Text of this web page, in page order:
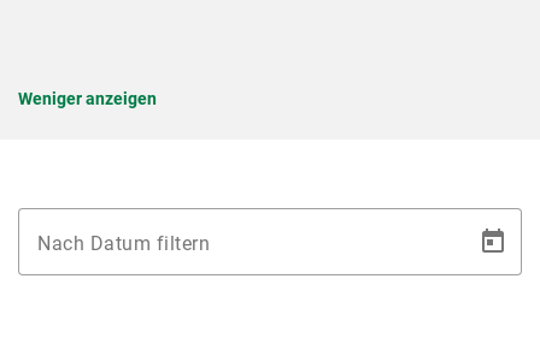
Weniger anzeigen
Nach Datum filtern